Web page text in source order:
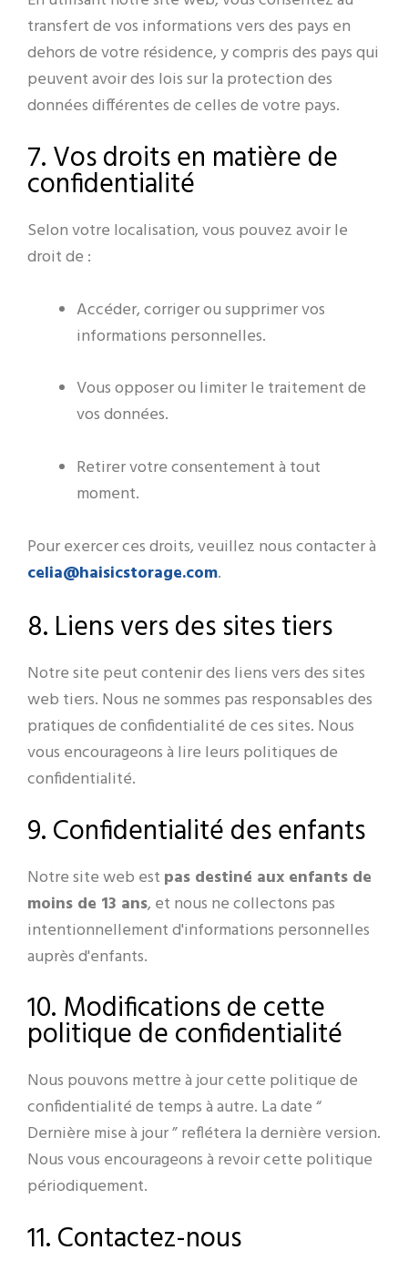
transfert de vos informations vers des pays en
dehors de votre résidence, y compris des pays qui
peuvent avoir des lois sur la protection des
données différentes de celles de votre pays.
7. Vos droits en matière de
confidentialité
Selon votre localisation, vous pouvez avoir le
droit de :
Accéder, corriger ou supprimer vos
informations personnelles.
Vous opposer ou limiter le traitement de
vos données.
Retirer votre consentement à tout
moment.
Pour exercer ces droits, veuillez nous contacter à
celia@haisicstorage.com.
8. Liens vers des sites tiers
Notre site peut contenir des liens vers des sites
web tiers. Nous ne sommes pas responsables des
pratiques de confidentialité de ces sites. Nous
vous encourageons à lire leurs politiques de
confidentialité.
9. Confidentialité des enfants
Notre site web est pas destiné aux enfants de
moins de 13 ans, et nous ne collectons pas
intentionnellement d'informations personnelles
auprès d'enfants.
10. Modifications de cette
politique de confidentialité
Nous pouvons mettre à jour cette politique de
confidentialité de temps à autre. La date “
Dernière mise à jour ” reflétera la dernière version.
Nous vous encourageons à revoir cette politique
périodiquement.
11. Contactez-nous